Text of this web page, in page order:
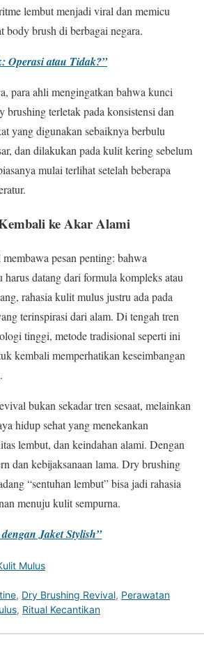
lembut menjadi viral dan memicu
body brush di berbagai negara.
Operasi atau Tidak?”
para ahli mengingatkan bahwa kunci
brushing terletak pada konsistensi dan
yang digunakan sebaiknya berbulu
dan dilakukan pada kulit kering sebelum
mulai terlihat setelah beberapa
ke Akar Alami
pesan penting: bahwa
datang dari formula kompleks atau
rahasia kulit mulus justru ada pada
terinspirasi dari alam. Di tengah tren
tinggi, metode tradisional seperti ini
kembali memperhatikan keseimbangan
bukan sekadar tren sesaat, melainkan
hidup sehat yang menekankan
lembut, dan keindahan alami. Dengan
dan kebijaksanaan lama. Dry brushing
“sentuhan lembut” bisa jadi rahasia
menuju kulit sempurna.
Jaket Stylish”
Mulus
, Dry Brushing Revival, Perawatan
, Ritual Kecantikan